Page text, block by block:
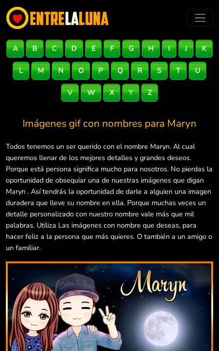
A B C D E F G H I J K
L M N O P Q R S T U
V W X Y Z
Imágenes gif con nombres para Maryn
Todos tenemos un ser querido con el nombre Maryn. Al cual
queremos llenar de los mejores detalles y grandes deseos.
Porque está persona significa mucho para nosotros. No pierdas la
oportunidad de obsequiar una de nuestras imágenes que digan
Maryn . Así tendrás la oportunidad de darle a alguien una imagen
duradera que lleve su nombre en ella. Porque muchas veces un
detalle personalizado con nuestro nombre vale más que mil
palabras. Utiliza Las imágenes con nombre que deseas, para
hacer feliz a la persona que más quieres. O también a un amigo o
un familiar.